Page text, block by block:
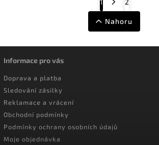
1 2
Nahoru
Informace pro vás
Doprava a platba
Sledování zásilky
Reklamace a vrácení
Obchodní podmínky
Podmínky ochrany osobních údajů
Moje objednávka